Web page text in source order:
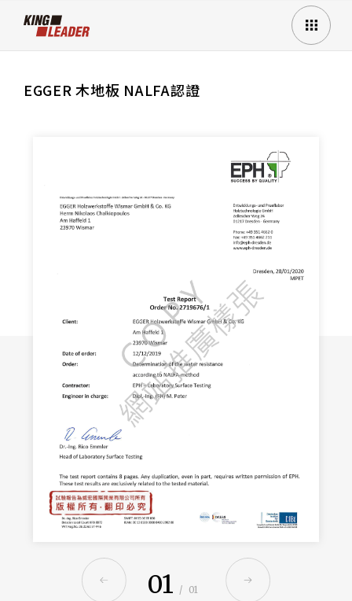
EGGER 木地板 NALFA認證
01 / 01